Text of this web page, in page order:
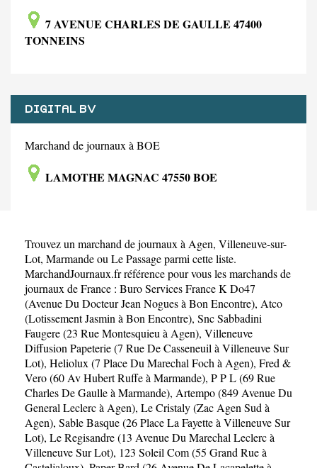
7 AVENUE CHARLES DE GAULLE 47400
TONNEINS
DIGITAL BV
Marchand de journaux à BOE
LAMOTHE MAGNAC 47550 BOE
Trouvez un marchand de journaux à Agen, Villeneuve-sur-
Lot, Marmandeou Le Passageparmi cette liste.
MarchandJournaux.fr référence pour vous les marchands de
journaux de France : Buro Services France K Do47
(Avenue Du Docteur Jean Nogues à Bon Encontre), Atco
(Lotissement Jasmin à Bon Encontre), Snc Sabbadini
Faugere (23 Rue Montesquieu à Agen), Villeneuve
Diffusion Papeterie (7 Rue De Casseneuil à Villeneuve Sur
Lot), Heliolux (7 Place Du Marechal Foch à Agen), Fred &
Vero (60 Av Hubert Ruffe à Marmande), P P L (69 Rue
Charles De Gaulle à Marmande), Artempo (849 Avenue Du
General Leclerc à Agen), Le Cristaly (Zac Agen Sud à
Agen), Sable Basque (26 Place La Fayette à Villeneuve Sur
Lot), Le Regisandre (13 Avenue Du Marechal Leclerc à
Villeneuve Sur Lot), 123 Soleil Com (55 Grand Rue à